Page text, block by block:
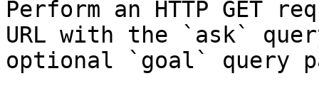
Perform an HTTP GET
URL with the `ask`
optional `goal` query